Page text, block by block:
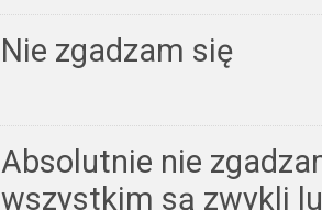
Nie zgadzam się
Absolutnie nie
wszystkim są zwykli